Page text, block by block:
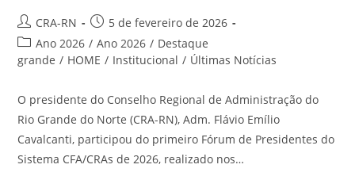
Autor
do
post:
CRA-RN
Post
publicado:
5 de fevereiro de 2026
Categoria
do
Ano 2026 / Ano 2026 / Destaque
grande / HOME / Institucional / Últimas Notícias
O presidente do Conselho Regional de Administração do
Rio Grande do Norte (CRA-RN), Adm. Flávio Emílio
Cavalcanti, participou do primeiro Fórum de Presidentes do
Sistema CFA/CRAs de 2026, realizado nos…